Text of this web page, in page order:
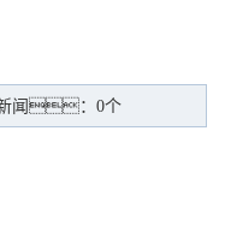
闻：0个